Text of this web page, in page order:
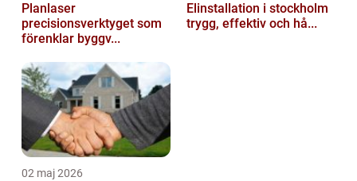
Planlaser
precisionsverktyget som
förenklar byggv...
Elinstallation i stockholm
trygg, effektiv och hå...
02 maj 2026